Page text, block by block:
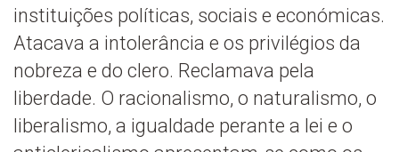
instituições políticas, sociais e económicas.
Atacava a intolerância e os privilégios da
nobreza e do clero. Reclamava pela
liberdade. O racionalismo, o naturalismo, o
liberalismo, a igualdade perante a lei e o